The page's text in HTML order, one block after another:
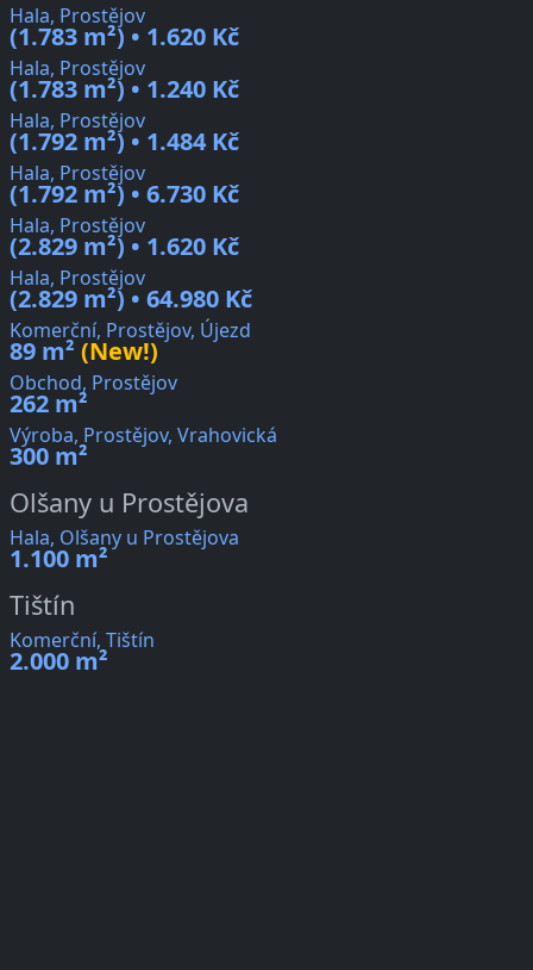
Hala, Prostějov
(1.783 m²) • 1.620 Kč
Hala, Prostějov
(1.783 m²) • 1.240 Kč
Hala, Prostějov
(1.792 m²) • 1.484 Kč
Hala, Prostějov
(1.792 m²) • 6.730 Kč
Hala, Prostějov
(2.829 m²) • 1.620 Kč
Hala, Prostějov
(2.829 m²) • 64.980 Kč
Komerční, Prostějov, Újezd
89 m² (New!)
Obchod, Prostějov
262 m²
Výroba, Prostějov, Vrahovická
300 m²
Olšany u Prostějova
Hala, Olšany u Prostějova
1.100 m²
Tištín
Komerční, Tištín
2.000 m²